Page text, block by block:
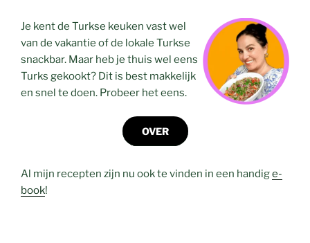
Je kent de Turkse keuken vast wel
van de vakantie of de lokale Turkse
snackbar. Maar heb je thuis wel eens
Turks gekookt? Dit is best makkelijk
en snel te doen. Probeer het eens.
OVER
Al mijn recepten zijn nu ook te vinden in een handige-
book!